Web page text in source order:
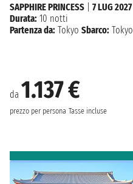
da 1.137 €
prezzo per persona Tasse incluse
SAPPHIRE PRINCESS
7 LUG 2027
Durata: 10 notti
Partenza da: Tokyo Sbarco: Tokyo